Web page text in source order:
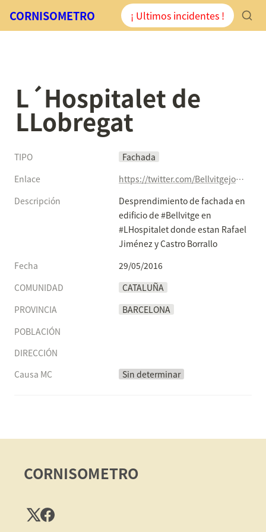
CORNISOMETRO ¡ Ultimos incidentes !
L´Hospitalet de
LLobregat
TIPO
Fachada
Enlace
https://twitter.com/Bellvitgejose1/status/736976205342224384
Descripción
Desprendimiento de fachada en
edificio de #Bellvitge en
#LHospitalet donde estan Rafael
Jiménez y Castro Borrallo
Fecha
29/05/2016
COMUNIDAD
CATALUÑA
PROVINCIA
BARCELONA
POBLACIÓN
DIRECCIÓN
Causa MC
Sin determinar
CORNISOMETRO